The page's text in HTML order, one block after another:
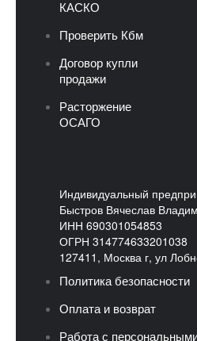
КАСКО
Проверить Кбм
Договор купли
продажи
Расторжение
ОСАГО
Индивидуальный
Быстров Вячеслав
ИНН 690301054853
ОГРН 314774633201038
127411, Москва г, ул
Политика безопасности
Оплата и возврат
Работа с